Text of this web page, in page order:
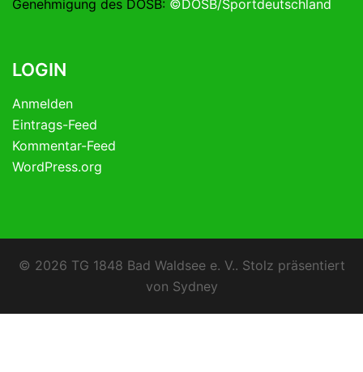
Genehmigung des DOSB: ©DOSB/Sportdeutschland
LOGIN
Anmelden
Eintrags-Feed
Kommentar-Feed
WordPress.org
© 2026 TG 1848 Bad Waldsee e. V.. Stolz präsentiert
von Sydney